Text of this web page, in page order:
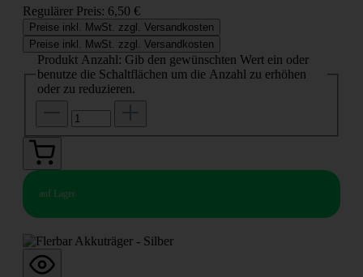
Regulärer Preis: 6,50 €
Preise inkl. MwSt. zzgl. Versandkosten
Preise inkl. MwSt. zzgl. Versandkosten
Produkt Anzahl: Gib den gewünschten Wert ein oder
benutze die Schaltflächen um die Anzahl zu erhöhen
oder zu reduzieren.
auf Lager